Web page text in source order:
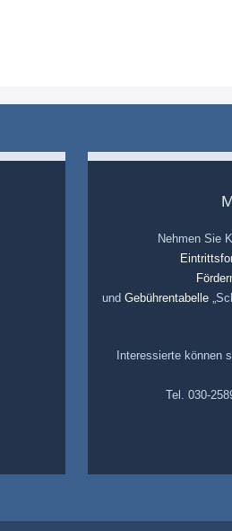
Nehmen Sie
und Gebührentabelle
Interessierte können
Tel. 030-